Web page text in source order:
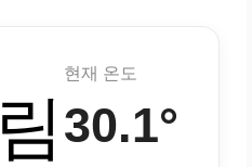
현재 온도
30.1°